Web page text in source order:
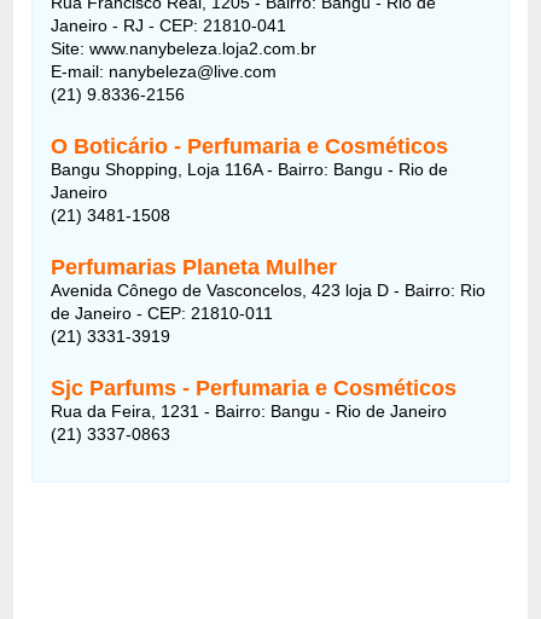
Janeiro - RJ - CEP: 21810-041
Site: www.nanybeleza.loja2.com.br
E-mail: nanybeleza@live.com
(21) 9.8336-2156
O Boticário - Perfumaria e Cosméticos
Bangu Shopping, Loja 116A - Bairro: Bangu - Rio de
Janeiro
(21) 3481-1508
Perfumarias Planeta Mulher
Avenida Cônego de Vasconcelos, 423 loja D - Bairro: Rio
de Janeiro - CEP: 21810-011
(21) 3331-3919
Sjc Parfums - Perfumaria e Cosméticos
Rua da Feira, 1231 - Bairro: Bangu - Rio de Janeiro
(21) 3337-0863